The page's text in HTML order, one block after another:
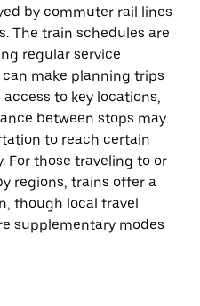
by commuter rail lines
The train schedules are
regular service
make planning trips
to key locations,
between stops may
to reach certain
For those traveling to or
regions, trains offer a
though local travel
supplementary modes